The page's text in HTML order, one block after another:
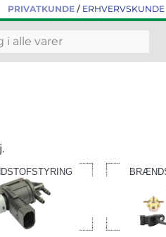
PRIVATKUNDE/ ERHVERVSKUNDE